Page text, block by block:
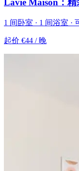
Lavie Maison：
1 间卧室 · 1 间浴室 ·
起价 €44 / 晚